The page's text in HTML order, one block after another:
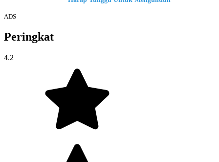
ADS
Peringkat
4.2